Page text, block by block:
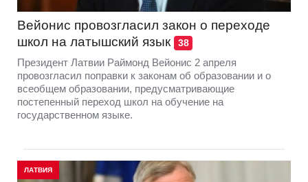
Вейонис провозгласил закон о переходе
школ на латышский язык
38
Президент Латвии Раймонд Вейонис 2 апреля
провозгласил поправки к законам об образовании и о
всеобщем образовании, предусматривающие
постепенный переход школ на обучение на
государственном языке.
ЛАТВИЯ